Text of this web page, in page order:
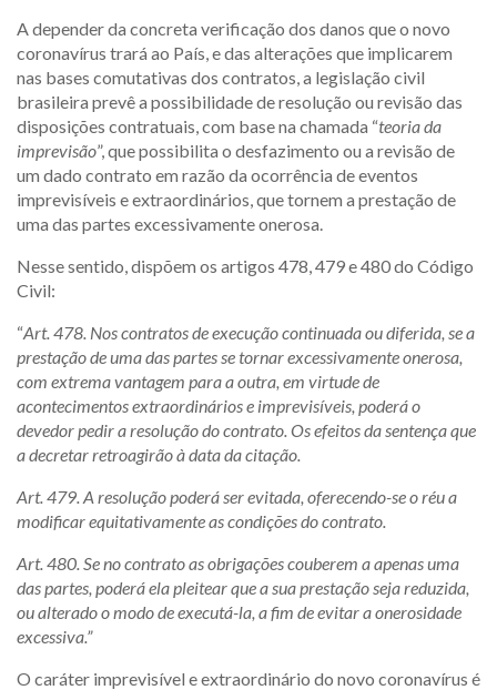
A depender da concreta verificação dos danos que o novo
coronavírus trará ao País, e das alterações que implicarem
nas bases comutativas dos contratos, a legislação civil
brasileira prevê a possibilidade de resolução ou revisão das
disposições contratuais, com base na chamada “teoria da
imprevisão”, que possibilita o desfazimento ou a revisão de
um dado contrato em razão da ocorrência de eventos
imprevisíveis e extraordinários, que tornem a prestação de
uma das partes excessivamente onerosa.
Nesse sentido, dispõem os artigos 478, 479 e 480 do Código
Civil:
“Art. 478. Nos contratos de execução continuada ou diferida, se a
prestação de uma das partes se tornar excessivamente onerosa,
com extrema vantagem para a outra, em virtude de
acontecimentos extraordinários e imprevisíveis, poderá o
devedor pedir a resolução do contrato. Os efeitos da sentença que
a decretar retroagirão à data da citação.
Art. 479. A resolução poderá ser evitada, oferecendo-se o réu a
modificar equitativamente as condições do contrato.
Art. 480. Se no contrato as obrigações couberem a apenas uma
das partes, poderá ela pleitear que a sua prestação seja reduzida,
ou alterado o modo de executá-la, a fim de evitar a onerosidade
excessiva.”
O caráter imprevisível e extraordinário do novo coronavírus é